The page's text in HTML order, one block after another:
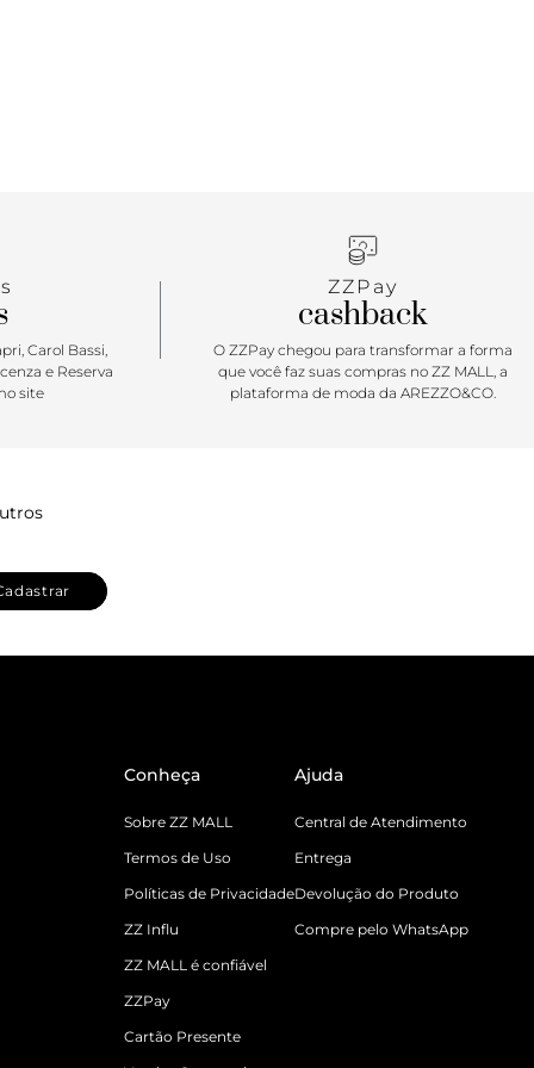
Carol Bassi,
e Reserva
site
ZZPay
cashback
O ZZPay chegou para transformar a forma
que você faz suas compras no ZZ MALL, a
plataforma de moda da AREZZO&CO.
Conheça
Sobre ZZ MALL
Termos de Uso
Políticas de Privacidade
ZZ Influ
ZZ MALL é confiável
ZZPay
Cartão Presente
Ajuda
Central de Atendimento
Entrega
Devolução do Produto
Compre pelo WhatsApp